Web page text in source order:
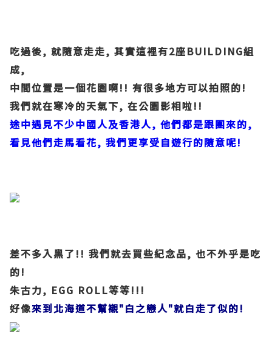
吃過後, 就隨意走走, 其實這裡有2座BUILDING組
成,
中間位置是一個花園啊!! 有很多地方可以拍照的!
我們就在寒冷的天氣下, 在公園影相啦!!
途中遇見不少中國人及香港人, 他們都是跟團來的,
看見他們走馬看花, 我們更享受自遊行的隨意呢!
差不多入黑了!! 我們就去買些紀念品, 也不外乎是吃
的!
朱古力, EGG ROLL等等!!!
好像來到北海道不幫襯"白之戀人"就白走了似的!